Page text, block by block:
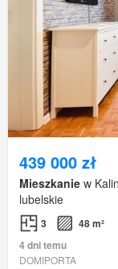
439 000 zł
Mieszkanie w
lubelskie
3
48 m²
4 dni temu
DOMIPORTA